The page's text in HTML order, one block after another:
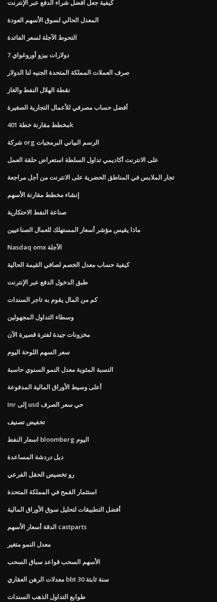
كيفية جعل أفضل شراء الدفع عبر الإنترنت
المعدل الحالي لسوق الأسهم العودة
التحوط الآجلة لسعر الفائدة
7 دولارات بيزو أوروغواي
صرف العملات المملكة المتحدة الجنيه لنا الدولار
نقطة الهلال النفط والغاز
أفضل حساب مصرفي للأعمال التجارية الصغيرة
مخطط مقارنة خطة 401k
شركة org الرسم البياني البرمجيات
على الانترنت أكاديمي تداول السلطة استعراض حلقة العمل
تجار الملابس في المناطق الحضرية على الانترنت من أجل مراجعة
إنشاء مخطط مقارنة الأسهم
صناعة النفط الاحتكارية
ماذا يقيس مؤشر أسعار المستهلك للعمال الصناعيين
Nasdaq omx الآجلة
كيفية حساب معدل الخصم لصافي القيمة الحالية
طبق الدخول الدفع عبر الإنترنت
كم من المال يقوم به تاجر السندات
وسطاء التداول المجهولين
مخزونات جيدة لفترة قصيرة الآن
سعر السهم اللوحة اليوم
النسبة المئوية معدل النمو السنوي حاسبة
أعلى وسيط الأوراق المالية المدفوعة
Inr إلى usd حي سعر الصرف
تخفيض تصنيف
اسعار النفط bloomberg اليوم
ديل دردشة المساعدة
رو تخصيص الحقل الفرعي
استثمار القمح في المملكة المتحدة
أفضل التطبيقات لتحليل سوق الأوراق المالية
الدقة أسعار الأسهم castparts
معدل النمو متغير
الأسهم السحب قواعد سباق السحب
معدلات الرهن العقاري bbt 30 سنة ثابتة
طوابع التداول الذهب السندات